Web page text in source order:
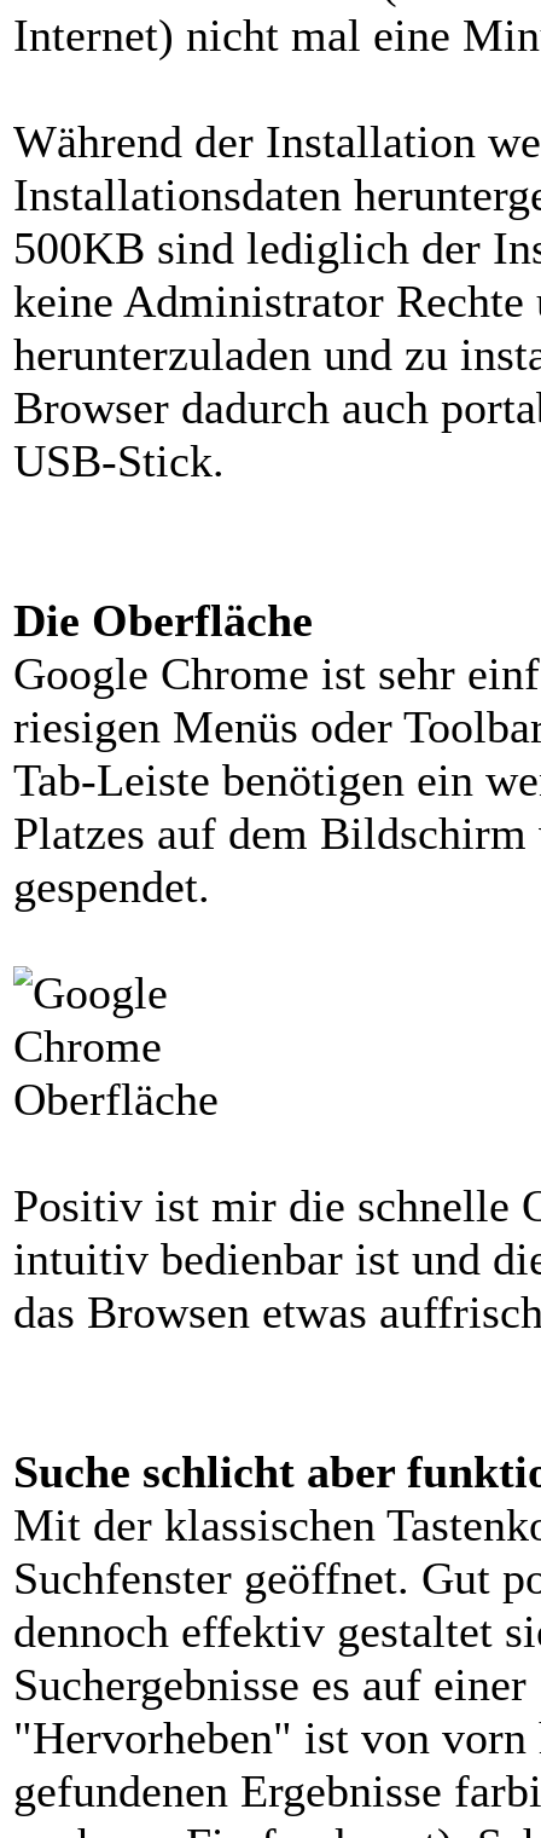
Internet) nicht mal eine
Während der Installation
Installationsdaten
500KB sind lediglich der
keine Administrator
herunterzuladen und zu
Browser dadurch auch
USB-Stick.
Die Oberfläche
Google Chrome ist sehr
riesigen Menüs oder
Tab-Leiste benötigen ein
Platzes auf dem
gespendet.
Positiv ist mir die schnelle
intuitiv bedienbar ist und
das Browsen etwas
Suche schlicht aber
Mit der klassischen
Suchfenster geöffnet. Gut
dennoch effektiv gestaltet
Suchergebnisse es auf
"Hervorheben" ist von
gefundenen Ergebnisse